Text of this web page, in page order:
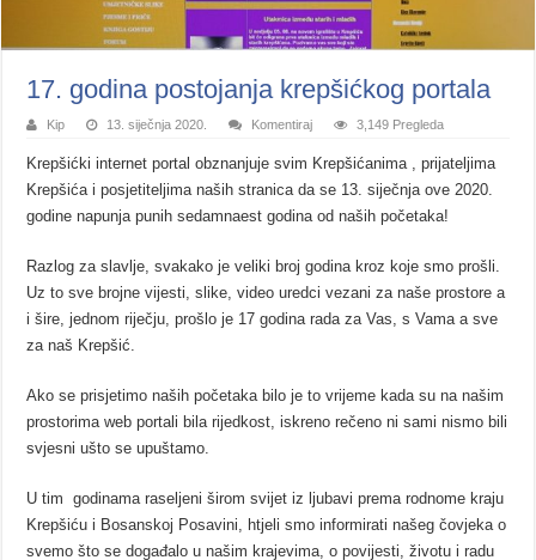
17. godina postojanja krepšićkog portala
Kip 13. siječnja 2020. Komentiraj 3,149 Pregleda
Krepšićki internet portal obznanjuje svim Krepšićanima , prijateljima
Krepšića i posjetiteljima naših stranica da se 13. siječnja ove 2020.
godine napunja punih sedamnaest godina od naših početaka!
Razlog za slavlje, svakako je veliki broj godina kroz koje smo prošli.
Uz to sve brojne vijesti, slike, video uredci vezani za naše prostore a
i šire, jednom riječju, prošlo je 17 godina rada za Vas, s Vama a sve
za naš Krepšić.
Ako se prisjetimo naših početaka bilo je to vrijeme kada su na našim
prostorima web portali bila rijedkost, iskreno rečeno ni sami nismo bili
svjesni ušto se upuštamo.
U tim godinama raseljeni širom svijet iz ljubavi prema rodnome kraju
Krepšiću i Bosanskoj Posavini, htjeli smo informirati našeg čovjeka o
svemo što se događalo u našim krajevima, o povijesti, životu i radu